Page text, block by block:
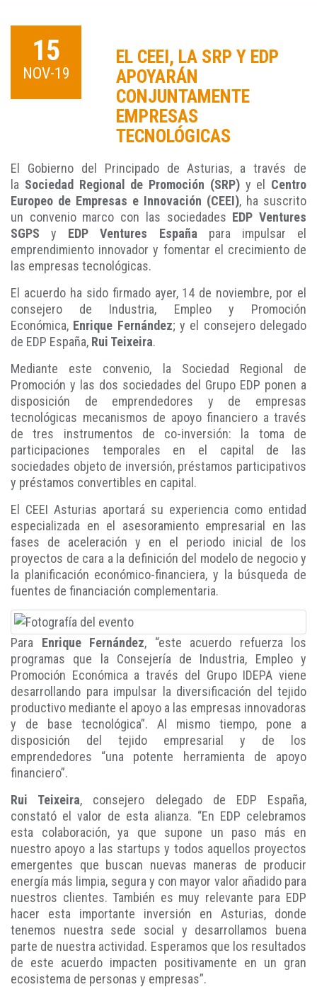
15
NOV-19
EL CEEI, LA SRP Y EDP
APOYARÁN
CONJUNTAMENTE
EMPRESAS
TECNOLÓGICAS
El Gobierno del Principado de Asturias, a través de
la Sociedad Regional de Promoción (SRP)y el Centro
Europeo de Empresas e Innovación (CEEI), ha suscrito
un convenio marco con las sociedades EDP Ventures
SGPS y EDP Ventures España para impulsar el
emprendimiento innovador y fomentar el crecimiento de
las empresas tecnológicas.
El acuerdo ha sido firmado ayer, 14 de noviembre, por el
consejero de Industria, Empleo y Promoción
Económica, Enrique Fernández; y el consejero delegado
de EDP España, Rui Teixeira.
Mediante este convenio, la Sociedad Regional de
Promoción y las dos sociedades del Grupo EDP ponen a
disposición de emprendedores y de empresas
tecnológicas mecanismos de apoyo financiero a través
de tres instrumentos de co-inversión: la toma de
participaciones temporales en el capital de las
sociedades objeto de inversión, préstamos participativos
y préstamos convertibles en capital.
El CEEI Asturias aportará su experiencia como entidad
especializada en el asesoramiento empresarial en las
fases de aceleración y en el periodo inicial de los
proyectos de cara a la definición del modelo de negocio y
la planificación económico-financiera, y la búsqueda de
fuentes de financiación complementaria.
Para Enrique Fernández, “este acuerdo refuerza los
programas que la Consejería de Industria, Empleo y
Promoción Económica a través del Grupo IDEPA viene
desarrollando para impulsar la diversificación del tejido
productivo mediante el apoyo a las empresas innovadoras
y de base tecnológica”. Al mismo tiempo, pone a
disposición del tejido empresarial y de los
emprendedores “una potente herramienta de apoyo
financiero”.
Rui Teixeira, consejero delegado de EDP España,
constató el valor de esta alianza. “En EDP celebramos
esta colaboración, ya que supone un paso más en
nuestro apoyo a las startups y todos aquellos proyectos
emergentes que buscan nuevas maneras de producir
energía más limpia, segura y con mayor valor añadido para
nuestros clientes. También es muy relevante para EDP
hacer esta importante inversión en Asturias, donde
tenemos nuestra sede social y desarrollamos buena
parte de nuestra actividad. Esperamos que los resultados
de este acuerdo impacten positivamente en un gran
ecosistema de personas y empresas”.